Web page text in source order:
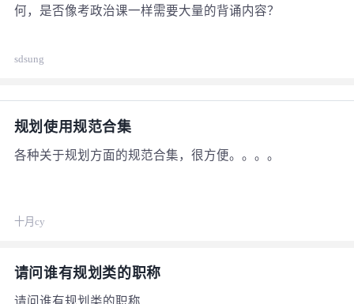
何，是否像考政治课一样需要大量的背诵内容？
sdsung
规划使用规范合集
各种关于规划方面的规范合集，很方便。。。。
十月cy
请问谁有规划类的职称